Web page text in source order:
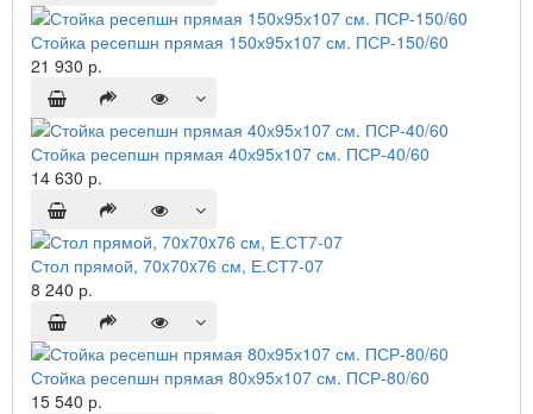
Стойка ресепшн прямая 150х95х107 см. ПСР-150/60
21 930 р.
Стойка ресепшн прямая 40х95х107 см. ПСР-40/60
14 630 р.
Стол прямой, 70x70x76 см, Е.СТ7-07
8 240 р.
Стойка ресепшн прямая 80х95х107 см. ПСР-80/60
15 540 р.